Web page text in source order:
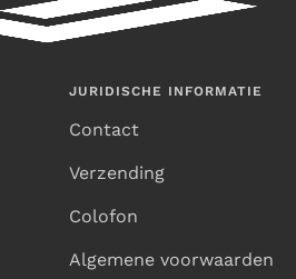
naar
dia
naar
dia
naar
dia
naar
dia
JURIDISCHE INFORMATIE
Contact
Verzending
Colofon
Algemene voorwaarden